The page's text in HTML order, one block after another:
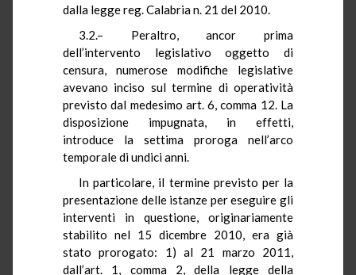
dalla legge reg. Calabria n. 21 del 2010.
3.2.– Peraltro, ancor prima
dell’intervento legislativo oggetto di
censura, numerose modifiche legislative
avevano inciso sul termine di operatività
previsto dal medesimo art. 6, comma 12. La
disposizione impugnata, in effetti,
introduce la settima proroga nell’arco
temporale di undici anni.
In particolare, il termine previsto per la
presentazione delle istanze per eseguire gli
interventi in questione, originariamente
stabilito nel 15 dicembre 2010, era già
stato prorogato: 1) al 21 marzo 2011,
dall’art. 1, comma 2, della legge della